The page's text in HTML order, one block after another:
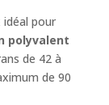
pour
polyvalent
de 42 à
de 90